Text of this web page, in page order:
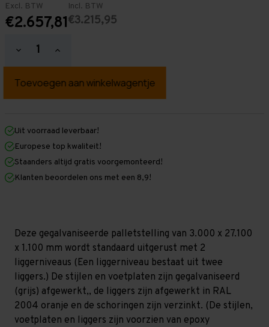
Excl. BTW
€2.657,81
Incl. BTW
€3.215,95
Hoeveelheid
verlagen
Palletstelling
mm
mm
x
1.100
mm
Galva
Zwaar
-
T80
Hoeveelheid
verhogen
Palletstelling
mm
mm
1.100
mm
(HxLXD)
Galva
Zwaar
-
T80
Uit voorraad leverbaar!
Europese top kwaliteit!
Staanders altijd gratis voorgemonteerd!
Klanten beoordelen ons met een 8,9!
Deze gegalvaniseerde palletstelling van 3.000 x 27.100
x 1.100 mm wordt standaard uitgerust met 2
liggerniveaus (Een liggerniveau bestaat uit twee
liggers.) De stijlen en voetplaten zijn gegalvaniseerd
(grijs) afgewerkt,, de liggers zijn afgewerkt in RAL
2004 oranje en de schoringen zijn verzinkt. (De stijlen,
voetplaten en liggers zijn voorzien van epoxy